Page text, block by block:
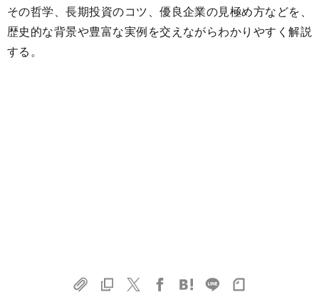
その哲学、長期投資のコツ、優良企業の見極め方などを、
歴史的な背景や豊富な実例を交えながらわかりやすく解説
する。